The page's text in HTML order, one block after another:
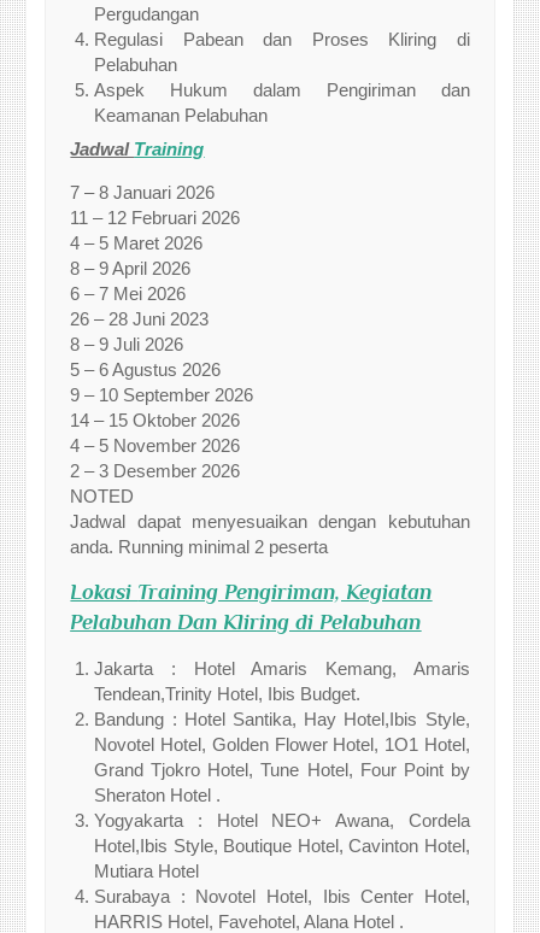
Pergudangan
Regulasi Pabean dan Proses Kliring di
Pelabuhan
Aspek Hukum dalam Pengiriman dan
Keamanan Pelabuhan
Jadwal Training
7 – 8 Januari 2026
11 – 12 Februari 2026
4 – 5 Maret 2026
8 – 9 April 2026
6 – 7 Mei 2026
26 – 28 Juni 2023
8 – 9 Juli 2026
5 – 6 Agustus 2026
9 – 10 September 2026
14 – 15 Oktober 2026
4 – 5 November 2026
2 – 3 Desember 2026
NOTED
Jadwal dapat menyesuaikan dengan kebutuhan
anda. Running minimal 2 peserta
Lokasi Training Pengiriman, Kegiatan
Pelabuhan Dan Kliring di Pelabuhan
Jakarta : Hotel Amaris Kemang, Amaris
Tendean,Trinity Hotel, Ibis Budget.
Bandung : Hotel Santika, Hay Hotel,Ibis Style,
Novotel Hotel, Golden Flower Hotel, 1O1 Hotel,
Grand Tjokro Hotel, Tune Hotel, Four Point by
Sheraton Hotel .
Yogyakarta : Hotel NEO+ Awana, Cordela
Hotel,Ibis Style, Boutique Hotel, Cavinton Hotel,
Mutiara Hotel
Surabaya : Novotel Hotel, Ibis Center Hotel,
HARRIS Hotel, Favehotel, Alana Hotel .